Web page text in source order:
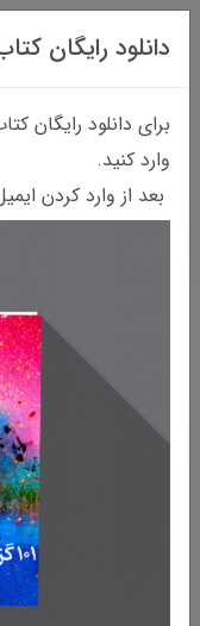
دانلود رایگان
برای دانلود رایگان
وارد کنید.
بعد از وارد کردن
چرا